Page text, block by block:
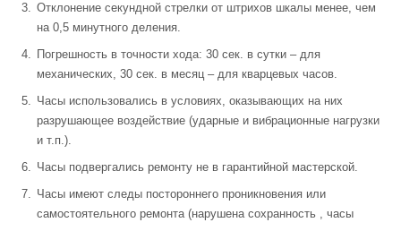
Отклонение секундной стрелки от штрихов шкалы менее, чем
на 0,5 минутного деления.
Погрешность в точности хода: 30 сек. в сутки – для
механических, 30 сек. в месяц – для кварцевых часов.
Часы использовались в условиях, оказывающих на них
разрушающее воздействие (ударные и вибрационные нагрузки
и т.п.).
Часы подвергались ремонту не в гарантийной мастерской.
Часы имеют следы постороннего проникновения или
самостоятельного ремонта (нарушена сохранность , часы